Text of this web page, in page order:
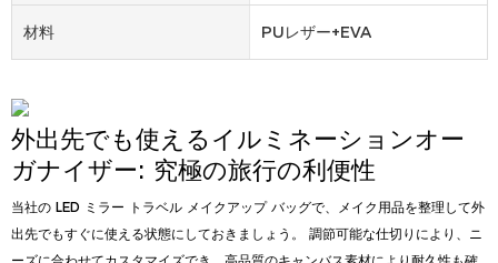
材料 PUレザー+EVA
外出先でも使えるイルミネーションオー
ガナイザー: 究極の旅行の利便性
当社の LED ミラー トラベル メイクアップ バッグで、メイク用品を整理して外
出先でもすぐに使える状態にしておきましょう。 調節可能な仕切りにより、ニ